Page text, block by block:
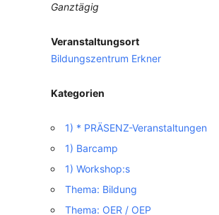
EINREICHEN
VERANSTALTUNGSORTE
Ganztägig
Veranstaltungsort
Bildungszentrum Erkner
Kategorien
1) * PRÄSENZ-Veranstaltungen
1) Barcamp
1) Workshop:s
Thema: Bildung
Thema: OER / OEP